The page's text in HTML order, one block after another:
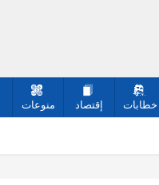
خطابات إقتصاد منوعات